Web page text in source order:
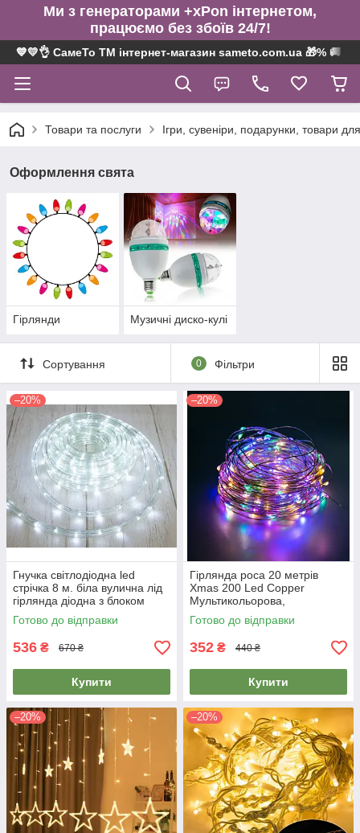
Ми з генераторами +xPon інтернетом,
працюємо без збоїв 24/7!
💙💛👌 СамеТо ТМ інтернет-магазин sameto.com.ua 🎁% 🚚 ⤵
Товари та послуги Ігри, сувеніри, подарунки, товари
Оформлення свята
Гірлянди Музичні диско-кулі
Сортування 0 Фільтри
–20%
Гнучка світлодіодна led
стрічка 8 м. біла вулична лід
гірлянда діодна з блоком
живлення 220 В
Готово до відправки
536 ₴ 670 ₴
Купити
–20%
Гірлянда роса 20 метрів
Xmas 200 Led Copper
Мультикольорова,
світлодіодна гірлянда нитка |
гирлянда нить
Готово до відправки
352 ₴ 440 ₴
Купити
–20% –20%